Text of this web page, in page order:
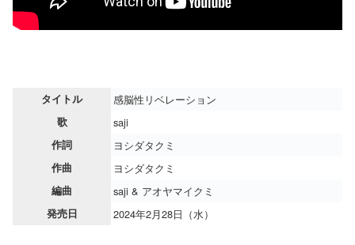
タイトル 感脳性リベレーション
歌 saji
作詞 ヨシダタクミ
作曲 ヨシダタクミ
編曲 saji & アオヤマイクミ
発売日 2024年2月28日（水）